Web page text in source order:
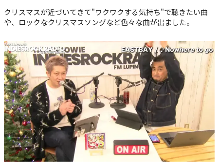
クリスマスが近づいてきて"ワクワクする気持ち"で聴きたい曲
や、ロックなクリスマスソングなど色々な曲が出ました。